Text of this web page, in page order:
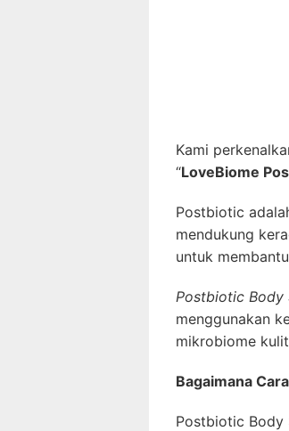
Kami
“LoveBiome
Postbiotic
mendukung
untuk
Postbiotic Body
menggunakan
mikrobiome
Bagaimana
Postbiotic Body